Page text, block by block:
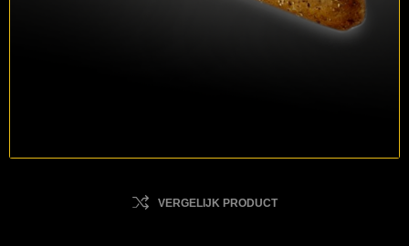
VERGELIJK PRODUCT